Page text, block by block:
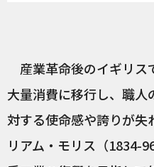
産業革命後のイギリス
大量消費に移行し、職人
対する使命感や誇りが失
リアム・モリス（1834-